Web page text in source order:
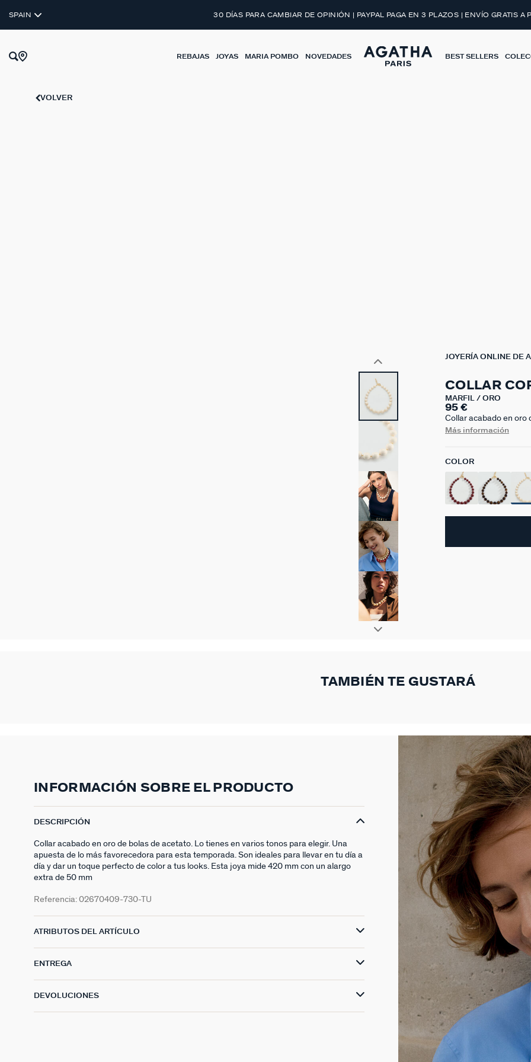
SPAIN 30 DÍAS PARA CAMBIAR DE OPINIÓN | PAYPAL PAGA EN 3 PLAZOS | ENVÍO GRATIS A
REBAJAS JOYAS MARIA POMBO NOVEDADES BEST SELLERS
VOLVER
JOYERÍA ONLINE DE
COLLAR
MARFIL / ORO
95 €
Collar acabado en oro
Una apuesta de lo
Más información
COLOR
TAMBIÉN TE GUSTARÁ
INFORMACIÓN SOBRE EL PRODUCTO
DESCRIPCIÓN
Collar acabado en oro de bolas de acetato. Lo tienes en varios tonos para elegir. Una
apuesta de lo más favorecedora para esta temporada. Son ideales para llevar en tu día a
día y dar un toque perfecto de color a tus looks. Esta joya mide 420 mm con un alargo
extra de 50 mm
Referencia: 02670409-730-TU
ATRIBUTOS DEL ARTÍCULO
ENTREGA
DEVOLUCIONES